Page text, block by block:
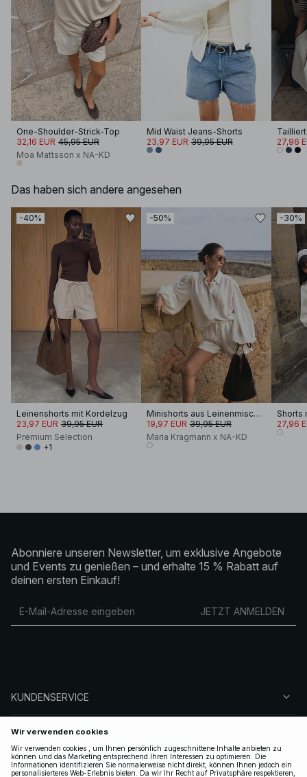
One-Shoulder-Strick-Top
32,16 EUR 45,95 EUR
Moa Mattsson x NA-KD
Mid Waist Jeans-Shorts
23,97 EUR 39,95 EUR 27,96
Das haben sich andere angesehen
-40%
Leinenshorts mit Kordelzug
23,97 EUR 39,95 EUR
Premium Selection
+1
-50%
Minishorts aus Leinenmischung
19,97 EUR 39,95 EUR
Maria Kragmann x NA-KD
-30%
Shorts
27,96
Abonniere unseren Newsletter, um exklusive Angebote
und Events zu genießen – und erhalte 15 % Rabatt auf
deinen ersten Einkauf!
JETZT ANMELDEN
KUNDENSERVICE
ÜBER NA-KD
FOLGEN SIE UNS